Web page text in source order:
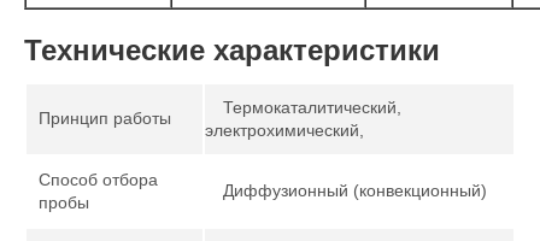
Технические характеристики
Принцип работы
Термокаталитический,
электрохимический,
Способ отбора
пробы
Диффузионный (конвекционный)